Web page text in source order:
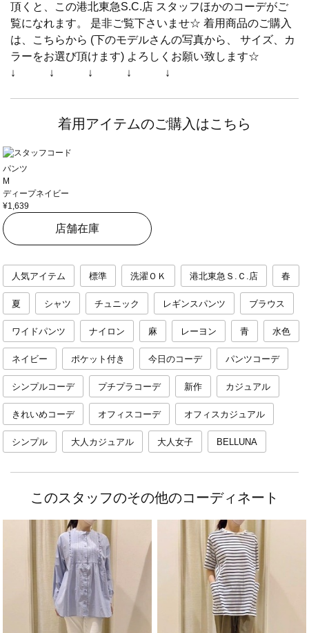
頂くと、この港北東急S.C.店 スタッフほかのコーデがご
覧になれます。 是非ご覧下さいませ☆ 着用商品のご購入
は、こちらから (下のモデルさんの写真から、 サイズ、カ
ラーをお選び頂けます) よろしくお願い致します☆
↓ ↓ ↓ ↓ ↓
着用アイテムのご購入はこちら
パンツ
M
ディープネイビー
¥1,639
店舗在庫
人気アイテム 標準 洗濯ＯＫ 港北東急Ｓ.Ｃ.店 春
夏 シャツ チュニック レギンスパンツ ブラウス
ワイドパンツ ナイロン 麻 レーヨン 青 水色
ネイビー ポケット付き 今日のコーデ パンツコーデ
シンプルコーデ プチプラコーデ 新作 カジュアル
きれいめコーデ オフィスコーデ オフィスカジュアル
シンプル 大人カジュアル 大人女子 BELLUNA
このスタッフのその他のコーディネート